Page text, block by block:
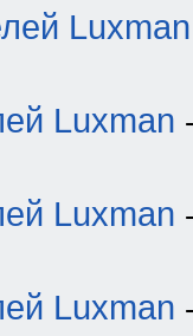
Luxman
Luxman
Luxman
Luxman